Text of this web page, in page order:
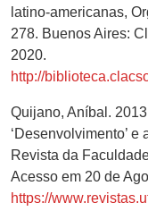
latino-americanas,
278. Buenos Aires:
2020.
http://
Quijano, Aníbal.
‘Desenvolvimento’ e
Revista da
Acesso em 20 de
https://